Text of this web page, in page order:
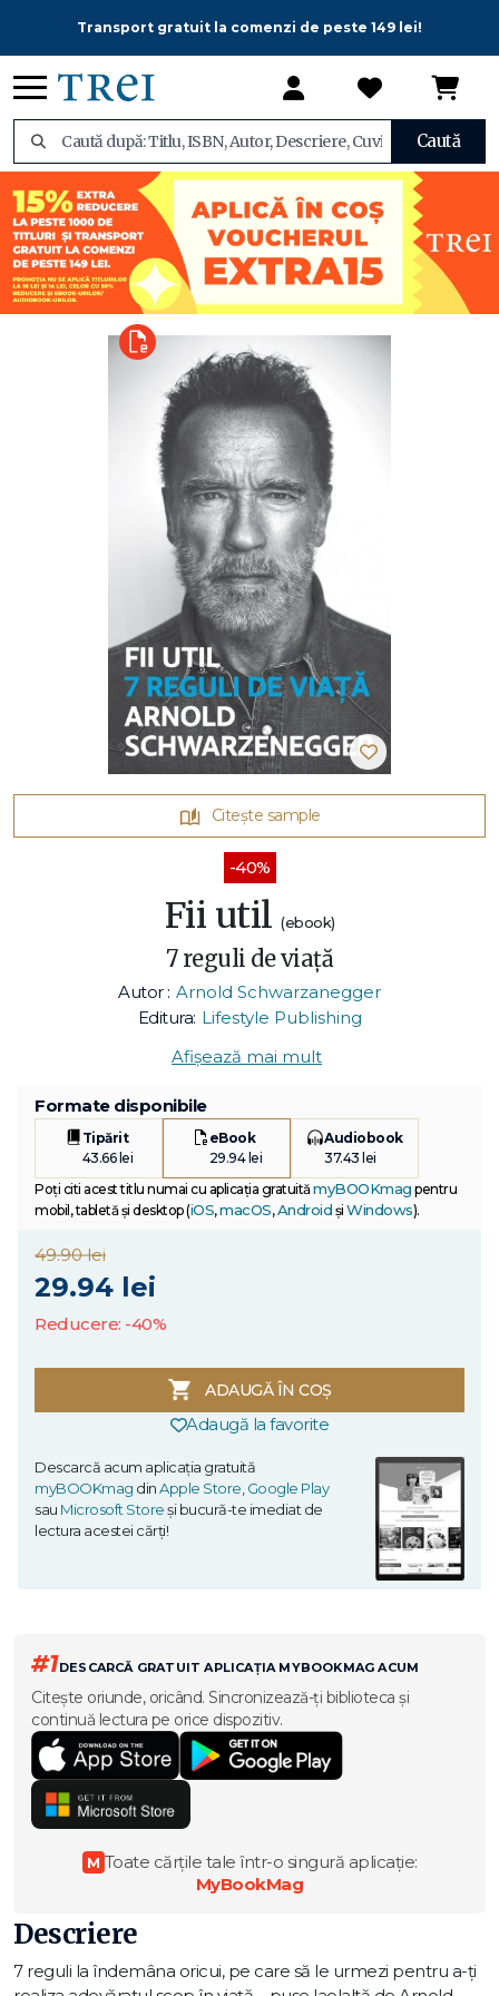
Transport gratuit la comenzi de peste 149 lei!
Caută
Citește sample
-40%
Fii util (ebook)
7 reguli de viață
Autor : Arnold Schwarzanegger
Editura: Lifestyle Publishing
Afișează mai mult
Formate disponibile
Tipărit
43.66 lei
eBook
29.94 lei
Audiobook
37.43 lei
Poți citi acest titlu numai cu aplicația gratuitămyBOOKmag pentru
mobil, tabletă și desktop (iOS,macOS,Android și Windows).
49.90 lei
29.94 lei
Reducere: -40%
ADAUGĂ ÎN COȘ
Adaugă la favorite
Descarcă acum aplicația gratuită
myBOOKmag dinApple Store,Google Play
sau Microsoft Storeși bucură-te imediat de
lectura acestei cărți!
#1DESCARCĂ GRATUIT APLICAȚIA MYBOOKMAG ACUM
Citește oriunde, oricând. Sincronizează-ți biblioteca și
continuă lectura pe orice dispozitiv.
M Toate cărțile tale într-o singură aplicație:
MyBookMag
Descriere
7 reguli la îndemâna oricui, pe care să le urmezi pentru a-ți